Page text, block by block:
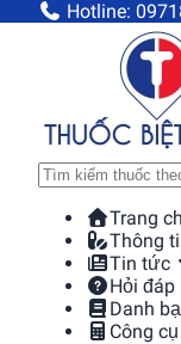
Hotline:
Trang
Thông
Tin tức
Hỏi đáp
Danh bạ
Công cụ